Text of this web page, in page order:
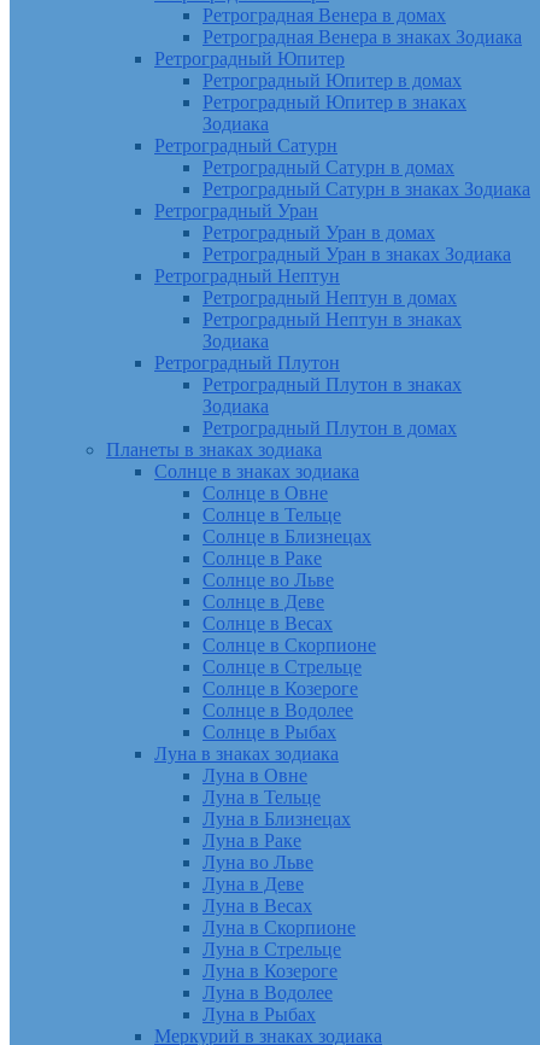
Ретроградная Венера в домах
Ретроградная Венера в знаках Зодиака
Ретроградный Юпитер
Ретроградный Юпитер в домах
Ретроградный Юпитер в знаках
Зодиака
Ретроградный Сатурн
Ретроградный Сатурн в домах
Ретроградный Сатурн в знаках Зодиака
Ретроградный Уран
Ретроградный Уран в домах
Ретроградный Уран в знаках Зодиака
Ретроградный Нептун
Ретроградный Нептун в домах
Ретроградный Нептун в знаках
Зодиака
Ретроградный Плутон
Ретроградный Плутон в знаках
Зодиака
Ретроградный Плутон в домах
Планеты в знаках зодиака
Солнце в знаках зодиака
Солнце в Овне
Солнце в Тельце
Солнце в Близнецах
Солнце в Раке
Солнце во Льве
Солнце в Деве
Солнце в Весах
Солнце в Скорпионе
Солнце в Стрельце
Солнце в Козероге
Солнце в Водолее
Солнце в Рыбах
Луна в знаках зодиака
Луна в Овне
Луна в Тельце
Луна в Близнецах
Луна в Раке
Луна во Льве
Луна в Деве
Луна в Весах
Луна в Скорпионе
Луна в Стрельце
Луна в Козероге
Луна в Водолее
Луна в Рыбах
Меркурий в знаках зодиака